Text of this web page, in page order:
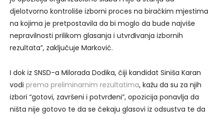
djelotvorno kontroliše izborni proces na biračkim mjestima
na kojima je pretpostavila da bi moglo da bude najviše
nepravilnosti prilikom glasanja i utvrđivanja izbornih
rezultata”, zaključuje Marković.
I dok iz SNSD-a Milorada Dodika, čiji kandidat Siniša Karan
vodi prema preliminarnim rezultatima, kažu da su za njih
izbori “gotovi, završeni i potvrđeni”, opozicija ponavlja da
ništa nije gotovo te da se čekaju glasovi iz odsustva te da